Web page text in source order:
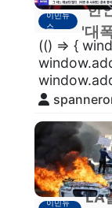
이민뉴
스
"한
'대
(() => {
이민뉴
LA